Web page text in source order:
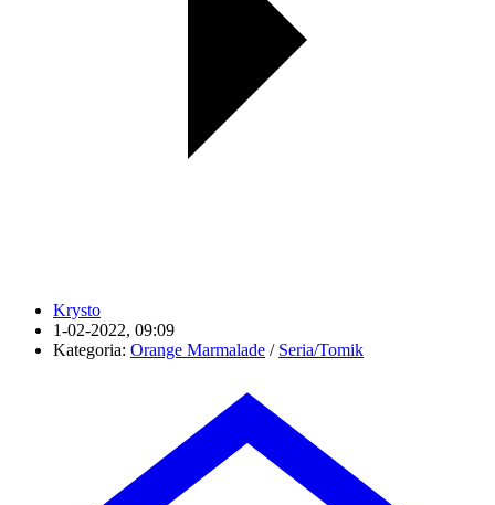
Krysto
1-02-2022, 09:09
Kategoria: Orange Marmalade / Seria/Tomik